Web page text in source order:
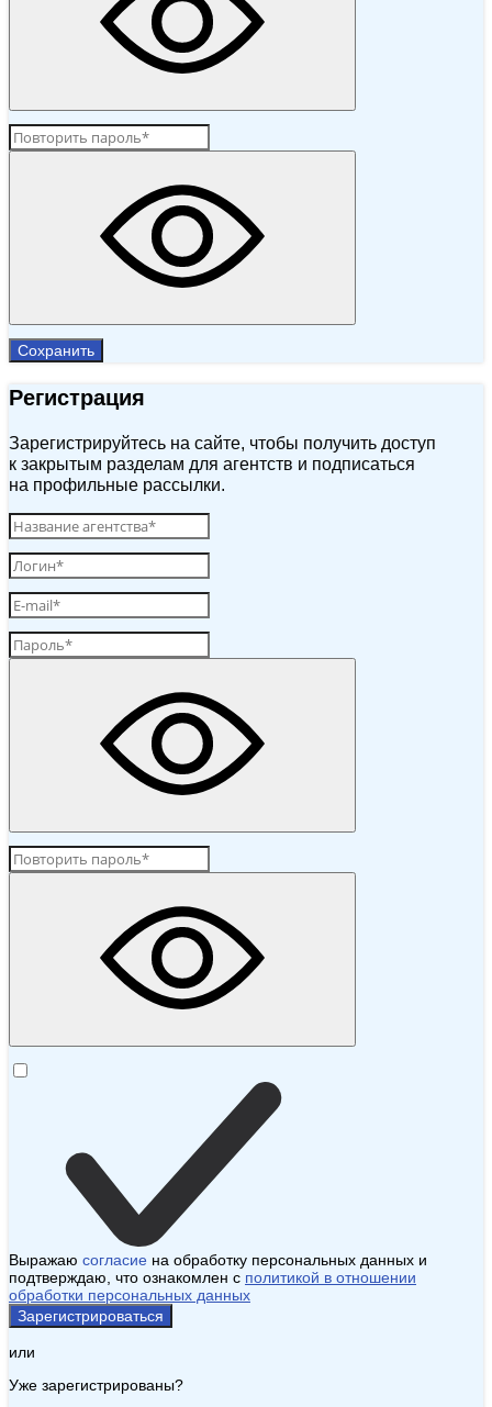
Сохранить
Регистрация
Зарегистрируйтесь на сайте, чтобы получить доступ
к закрытым разделам для агентств и подписаться
на профильные рассылки.
Выражаю согласие на обработку персональных данных и
подтверждаю, что ознакомлен с политикой в отношении
обработки персональных данных
Зарегистрироваться
или
Уже зарегистрированы?